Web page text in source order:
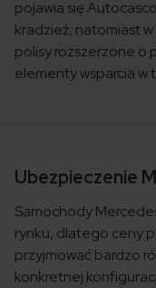
pojawia się
kradzież, natomiast
polisy rozszerzone o
elementy wsparcia w
Ubezpieczenie
Samochody
rynku, dlatego ceny
przyjmować bardzo
konkretnej